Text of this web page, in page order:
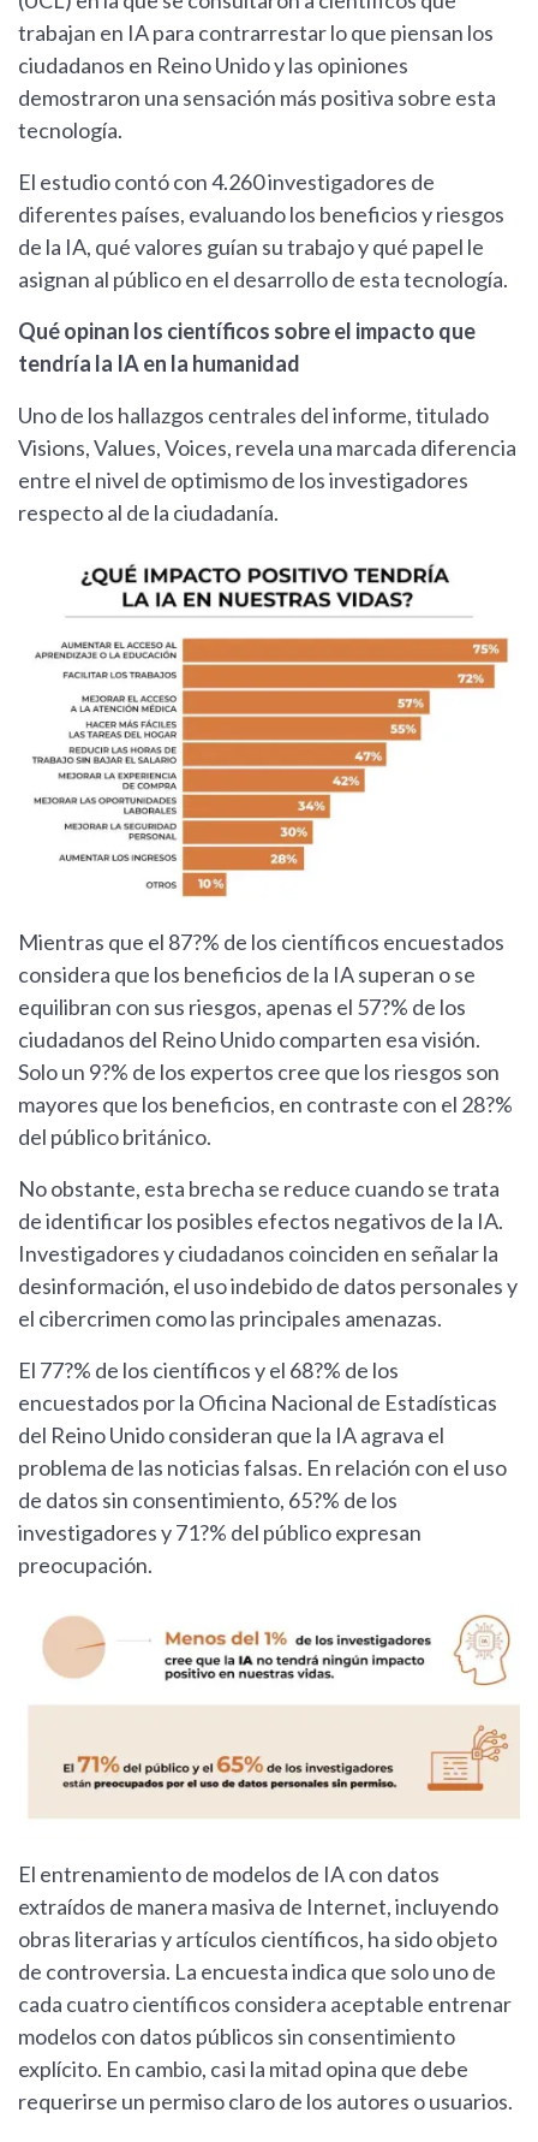
trabajan en IA para contrarrestar lo que piensan los
ciudadanos en Reino Unido y las opiniones
demostraron una sensación más positiva sobre esta
tecnología.
El estudio contó con 4.260 investigadores de
diferentes países, evaluando los beneficios y riesgos
de la IA, qué valores guían su trabajo y qué papel le
asignan al público en el desarrollo de esta tecnología.
Qué opinan los científicos sobre el impacto que
tendría la IA en la humanidad
Uno de los hallazgos centrales del informe, titulado
Visions, Values, Voices, revela una marcada diferencia
entre el nivel de optimismo de los investigadores
respecto al de la ciudadanía.
Mientras que el 87?% de los científicos encuestados
considera que los beneficios de la IA superan o se
equilibran con sus riesgos, apenas el 57?% de los
ciudadanos del Reino Unido comparten esa visión.
Solo un 9?% de los expertos cree que los riesgos son
mayores que los beneficios, en contraste con el 28?%
del público británico.
No obstante, esta brecha se reduce cuando se trata
de identificar los posibles efectos negativos de la IA.
Investigadores y ciudadanos coinciden en señalar la
desinformación, el uso indebido de datos personales y
el cibercrimen como las principales amenazas.
El 77?% de los científicos y el 68?% de los
encuestados por la Oficina Nacional de Estadísticas
del Reino Unido consideran que la IA agrava el
problema de las noticias falsas. En relación con el uso
de datos sin consentimiento, 65?% de los
investigadores y 71?% del público expresan
preocupación.
El entrenamiento de modelos de IA con datos
extraídos de manera masiva de Internet, incluyendo
obras literarias y artículos científicos, ha sido objeto
de controversia. La encuesta indica que solo uno de
cada cuatro científicos considera aceptable entrenar
modelos con datos públicos sin consentimiento
explícito. En cambio, casi la mitad opina que debe
requerirse un permiso claro de los autores o usuarios.